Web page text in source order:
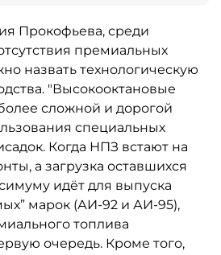
Прокофьева, среди
премиальных
назвать технологическую
"Высокооктановые
сложной и дорогой
специальных
Когда НПЗ встают на
а загрузка оставшихся
идёт для выпуска
марок (АИ-92 и АИ-95),
топлива
очередь. Кроме того,